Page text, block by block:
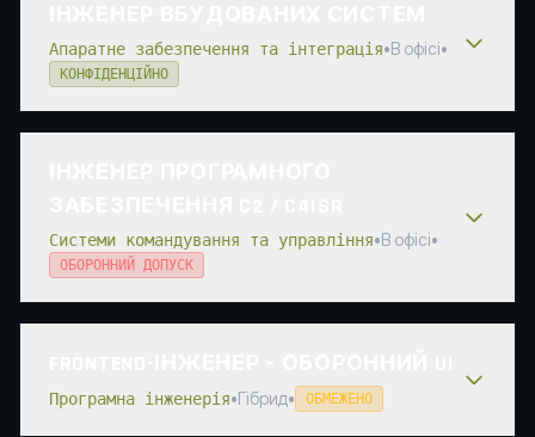
Апаратне забезпечення та інтеграція•В офісі•
КОНФІДЕНЦІЙНО
Системи командування та управління•В офісі•
ОБОРОННИЙ ДОПУСК
Програмна інженерія•Гібрид• ОБМЕЖЕНО